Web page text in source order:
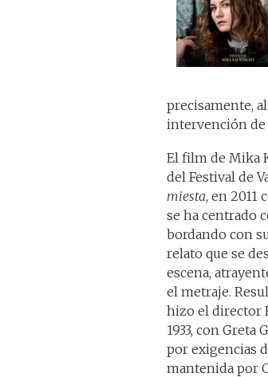
precisamente,
intervención de
El film de Mika
del Festival de
miesta, en 2011
se ha centrado
bordando con
relato que se
escena,
el metraje.
hizo el director
1933, con Greta
por exigencias
mantenida por